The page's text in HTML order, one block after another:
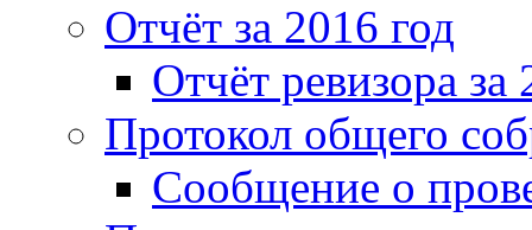
Отчёт за 2016 год
Отчёт ревизора за
Протокол общего
Сообщение о